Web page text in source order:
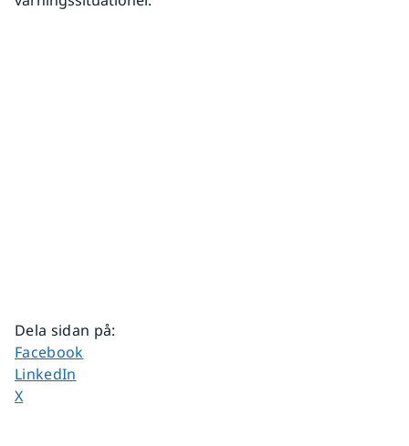
Dela sidan på:
Dela sidan på
Facebook
Dela sidan på
LinkedIn
Dela sidan på
X